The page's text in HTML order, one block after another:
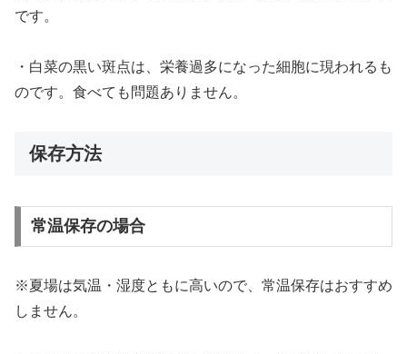
です。
・白菜の黒い斑点は、栄養過多になった細胞に現われるも
のです。食べても問題ありません。
保存方法
常温保存の場合
※夏場は気温・湿度ともに高いので、常温保存はおすすめ
しません。